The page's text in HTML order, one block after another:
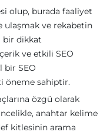
olup, burada faaliyet
ulaşmak ve rekabetin
bir dikkat
ve etkili SEO
bir SEO
öneme sahiptir.
özgü olarak
anahtar kelime
kitlesinin arama